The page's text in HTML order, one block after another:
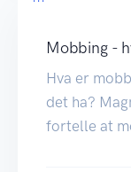
Mobbing -
Hva er
det ha?
fortelle at